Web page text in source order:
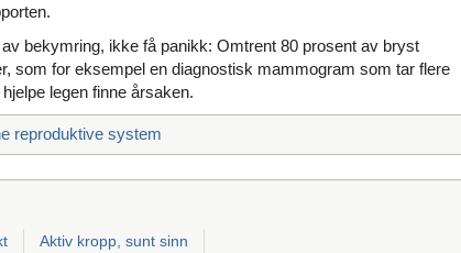
bekymring, ikke få panikk: Omtrent 80 prosent av bryst
som for eksempel en diagnostisk mammogram som tar flere
legen finne årsaken.
reproduktive system
Aktiv kropp, sunt sinn